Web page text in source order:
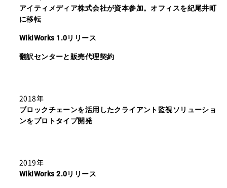
アイティメディア株式会社が資本参加。オフィスを紀尾井町
に移転
WikiWorks 1.0リリース
翻訳センターと販売代理契約
2018年
ブロックチェーンを活用したクライアント監視ソリューショ
ンをプロトタイプ開発
2019年
WikiWorks 2.0リリース